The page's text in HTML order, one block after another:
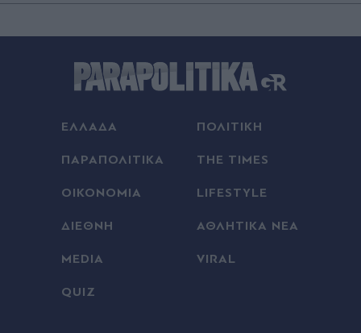
ΕΛΛΑΔΑ ΠΟΛΙΤΙΚΗ
ΠΑΡΑΠΟΛΙΤΙΚΑ THE TIMES
ΟΙΚΟΝΟΜΙΑ LIFESTYLE
ΔΙΕΘΝΗ ΑΘΛΗΤΙΚΑ ΝΕΑ
MEDIA VIRAL
QUIZ